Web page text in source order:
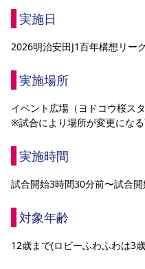
セレッソ大阪アカデミー
大人のサッカースクール
実施日
2026明治安田J1百年構想リー
実施場所
イベント広場（ヨドコウ桜ス
※試合により場所が変更にな
実施時間
試合開始3時間30分前〜試合
対象年齢
12歳まで(ロビーふわふわは3